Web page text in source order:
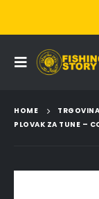
HOME TRGOVINA
PLOVAK ZA TUNE –